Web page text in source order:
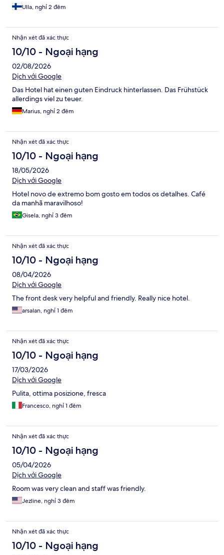
Ulla, nghỉ 2 đêm
Nhận xét đã xác thực
10/10 - Ngoại hạng
02/08/2026
Dịch với Google
Das Hotel hat einen guten Eindruck hinterlassen. Das Frühstück
allerdings viel zu teuer.
Marius, nghỉ 2 đêm
Nhận xét đã xác thực
10/10 - Ngoại hạng
18/05/2026
Dịch với Google
Hotel novo de extremo bom gosto em todos os detalhes. Café
da manhã maravilhoso!
Gisela, nghỉ 3 đêm
Nhận xét đã xác thực
10/10 - Ngoại hạng
08/04/2026
Dịch với Google
The front desk very helpful and friendly. Really nice hotel.
arsalan, nghỉ 1 đêm
Nhận xét đã xác thực
10/10 - Ngoại hạng
17/03/2026
Dịch với Google
Pulita, ottima posizione, fresca
Francesco, nghỉ 1 đêm
Nhận xét đã xác thực
10/10 - Ngoại hạng
05/04/2026
Dịch với Google
Room was very clean and staff was friendly.
Jezline, nghỉ 3 đêm
Nhận xét đã xác thực
10/10 - Ngoại hạng